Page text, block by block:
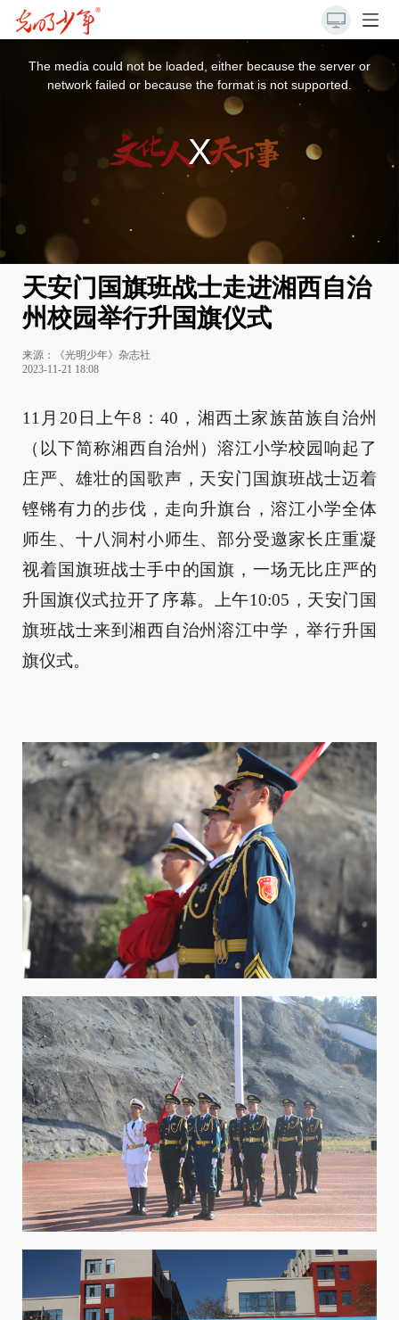
The media could not be loaded, either because the server or
network failed or because the format is not supported.
天安门国旗班战士走进湘西自治
州校园举行升国旗仪式
来源：《光明少年》杂志社
2023-11-21 18:08
11月20日上午8：40，湘西土家族苗族自治州
（以下简称湘西自治州）溶江小学校园响起了
庄严、雄壮的国歌声，天安门国旗班战士迈着
铿锵有力的步伐，走向升旗台，溶江小学全体
师生、十八洞村小师生、部分受邀家长庄重凝
视着国旗班战士手中的国旗，一场无比庄严的
升国旗仪式拉开了序幕。上午10:05，天安门国
旗班战士来到湘西自治州溶江中学，举行升国
旗仪式。